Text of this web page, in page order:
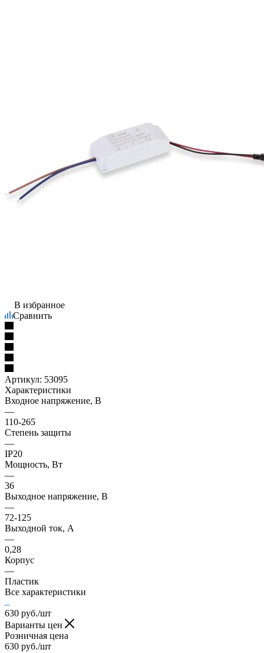
В избранное
Сравнить
Артикул: 53095
Характеристики
Входное напряжение, В
—
110-265
Степень защиты
—
IP20
Мощность, Вт
—
36
Выходное напряжение, В
—
72-125
Выходной ток, А
—
0,28
Корпус
—
Пластик
Все характеристики
630 руб./шт
Варианты цен
Розничная цена
630 руб./шт